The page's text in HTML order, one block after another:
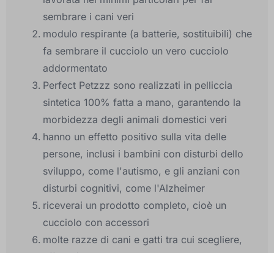
sembrare i cani veri
modulo respirante (a batterie, sostituibili) che
fa sembrare il cucciolo un vero cucciolo
addormentato
Perfect Petzzz sono realizzati in pelliccia
sintetica 100% fatta a mano, garantendo la
morbidezza degli animali domestici veri
hanno un effetto positivo sulla vita delle
persone, inclusi i bambini con disturbi dello
sviluppo, come l'autismo, e gli anziani con
disturbi cognitivi, come l'Alzheimer
riceverai un prodotto completo, cioè un
cucciolo con accessori
molte razze di cani e gatti tra cui scegliere,